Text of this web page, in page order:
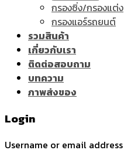
กรองซิ่ง/กรองแต่ง
กรองแอร์รถยนต์
รวมสินค้า
เกี่ยวกับเรา
ติดต่อสอบถาม
บทความ
ภาพส่งของ
Login
Username or email address